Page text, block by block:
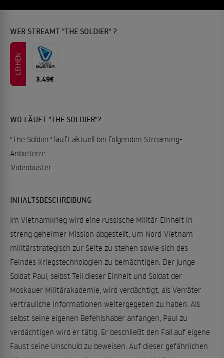
WER STREAMT "THE SOLDIER" ?
LEIHEN
3.49€
WO LÄUFT "THE SOLDIER"?
"The Soldier" läuft aktuell bei folgenden Streaming-
Anbietern:
Videobuster.
INHALTSBESCHREIBUNG
Im Vietnamkrieg wird eine russische Militär-Einheit in
streng geheimer Mission abgestellt, um Nord-Vietnam
militärstrategisch zur Seite zu stehen sowie sich des
Feindes Kriegstechnologien zu bemächtigen. Der junge
Soldat Paul, selbst Teil dieser Einheit und Soldat der
Moskauer Militärakademie, wird verdächtigt, als Verräter
vertrauliche Informationen weitergegeben zu haben. Als
selbst seine eigenen Befehlshaber anfangen, Paul zu
verdächtigen wird er tätig. Er beschließt den Fall auf eigene
Faust seine Unschuld zu beweisen. Auf dieser gefährlichen